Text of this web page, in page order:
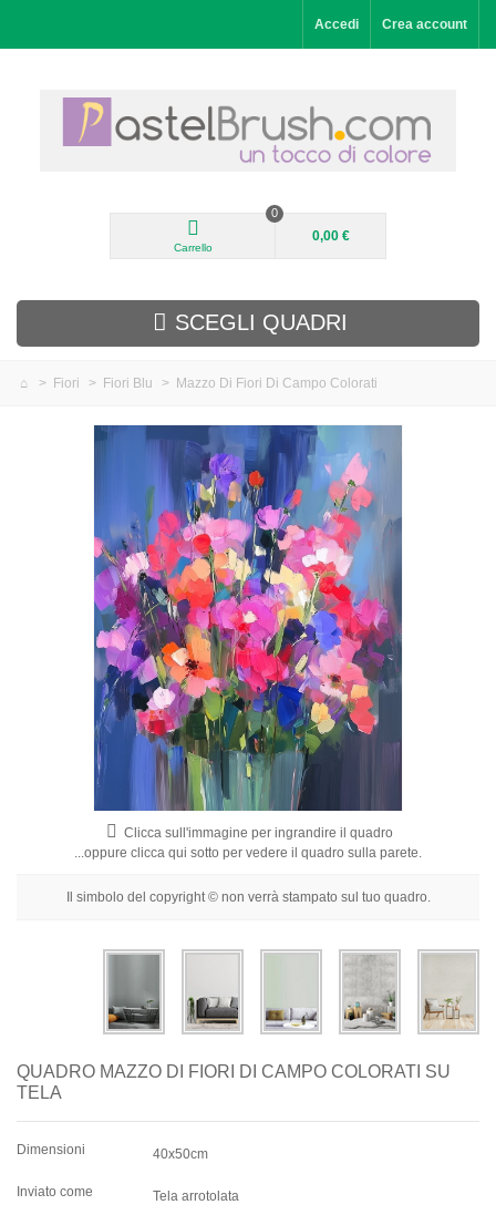
Accedi Crea account
Carrello
0
0,00 €
SCEGLI QUADRI
> Fiori > Fiori Blu > Mazzo Di Fiori Di Campo Colorati
Clicca sull'immagine per ingrandire il quadro
...oppure clicca qui sotto per vedere il quadro sulla parete.
Il simbolo del copyright © non verrà stampato sul tuo quadro.
QUADRO MAZZO DI FIORI DI CAMPO COLORATI SU
TELA
Dimensioni 40x50cm
Inviato come Tela arrotolata